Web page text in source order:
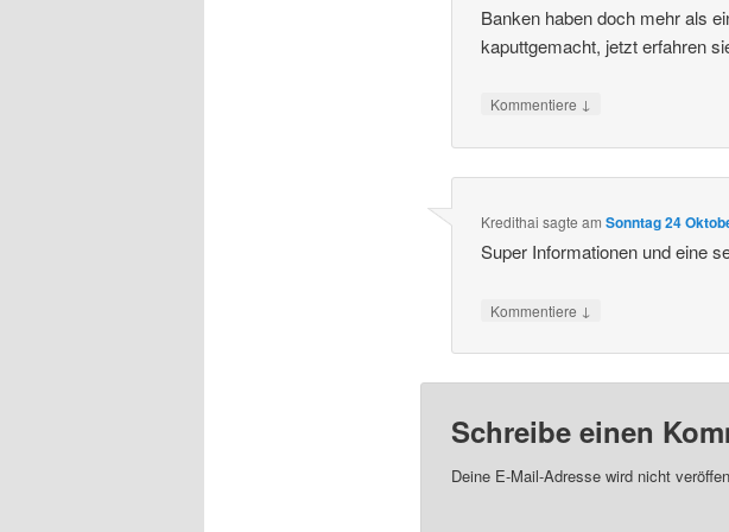
Banken haben doch mehr als
kaputtgemacht, jetzt erfahren
Kommentiere ↓
Kredithai sagte amSonntag 24
Super Informationen und eine
Kommentiere ↓
Schreibe einen
Deine E-Mail-Adresse wird nicht